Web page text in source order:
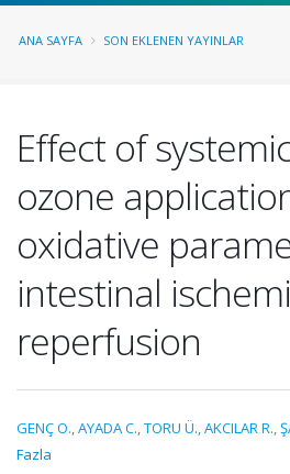
ANA SAYFA SON EKLENEN YAYINLAR
Effect of
ozone
oxidative
intestinal
reperfusion
GENÇ O.,AYADA C.,TORU Ü.,AKCILAR R.,
Fazla